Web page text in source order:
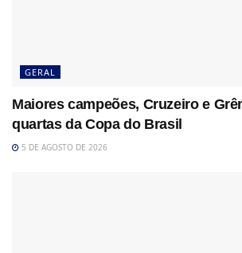
GERAL
Maiores campeões, Cruzeiro e
quartas da Copa do Brasil
5 DE AGOSTO DE 2026